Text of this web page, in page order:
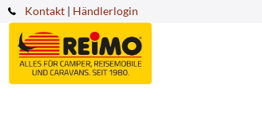
Kontakt | Händlerlogin